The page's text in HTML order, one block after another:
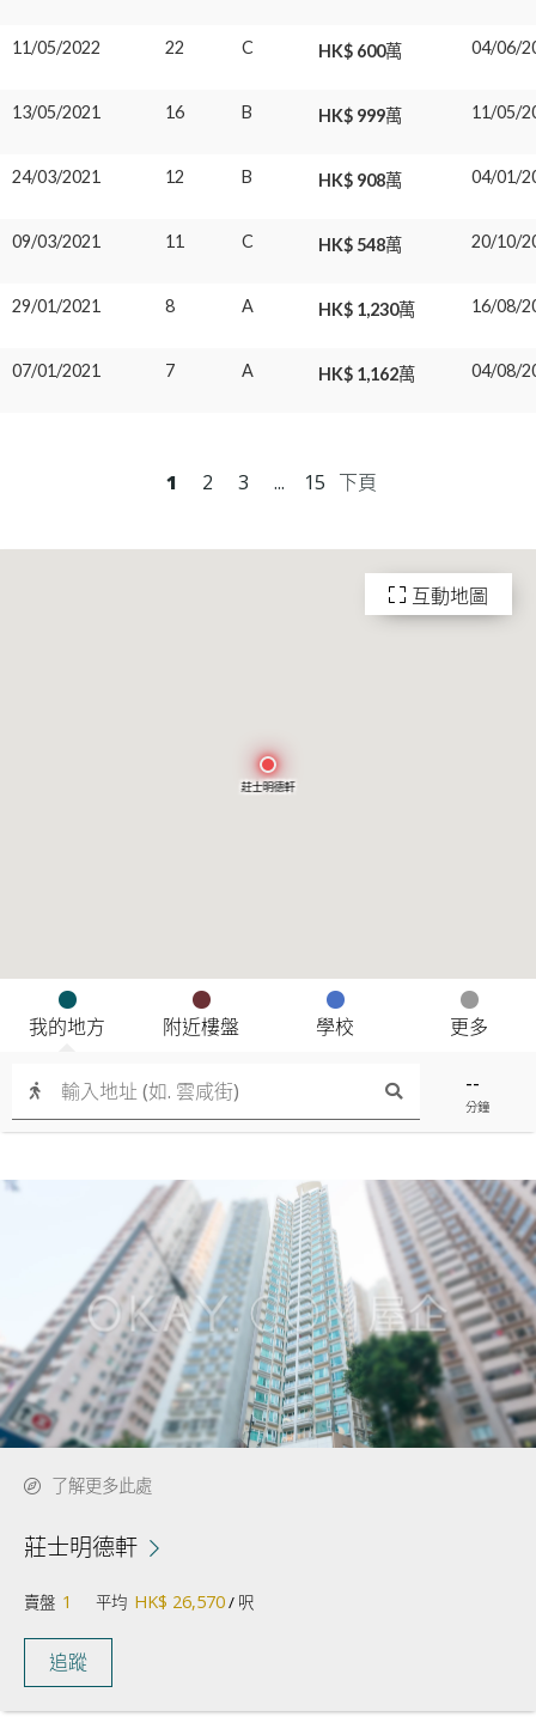
莊士明德軒
--
分鐘
我的地方 附近樓盤 學校 更多
互動地圖
了解更多此處
莊士明德軒
賣盤 1 平均 HK$ 26,570/ 呎
追蹤
11/05/2022 22 C HK$ 600萬 04/06/
13/05/2021 16 B HK$ 999萬 11/05/
24/03/2021 12 B HK$ 908萬 04/01/
09/03/2021 11 C HK$ 548萬 20/10/
29/01/2021 8 A HK$ 1,230萬 16/08/
07/01/2021 7 A HK$ 1,162萬 04/08/
1 2 3 ... 15 下頁